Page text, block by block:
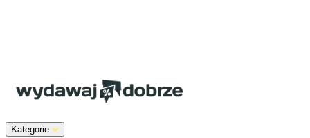
Kategorie